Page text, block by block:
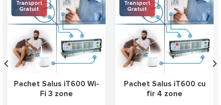
Transport
Gratuit
Pachet Salus iT600 Wi-
Fi 3 zone
Transport
Gratuit
Pachet Salus iT600 cu
fir 4 zone